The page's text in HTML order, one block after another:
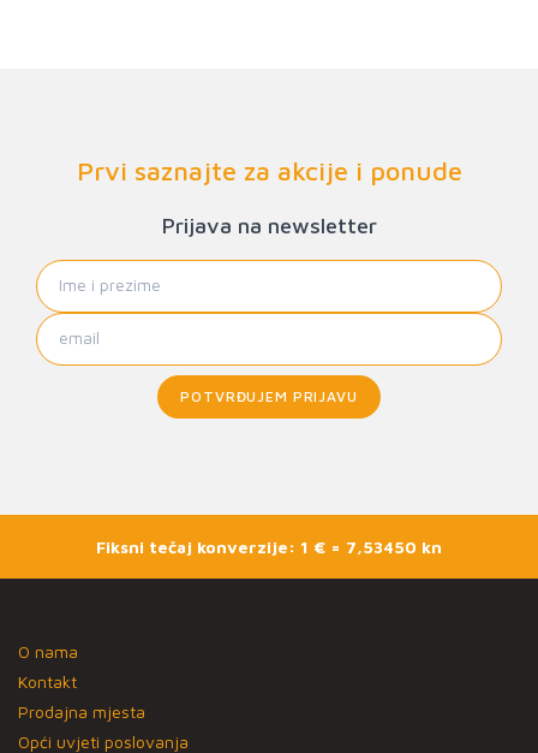
Prvi saznajte za akcije i ponude
Prijava na newsletter
POTVRĐUJEM PRIJAVU
Fiksni tečaj konverzije: 1 € = 7,53450 kn
O nama
Kontakt
Prodajna mjesta
Opći uvjeti poslovanja